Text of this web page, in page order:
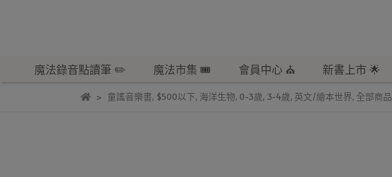
魔法錄音點讀筆 ✏️ 魔法市集 🎟️ 會員中心 ⛪️ 新書上市 🌟
童謠音樂書, $500以下, 海洋生物, 0-3歲, 3-4歲, 英文/繪本世界, 全部商品